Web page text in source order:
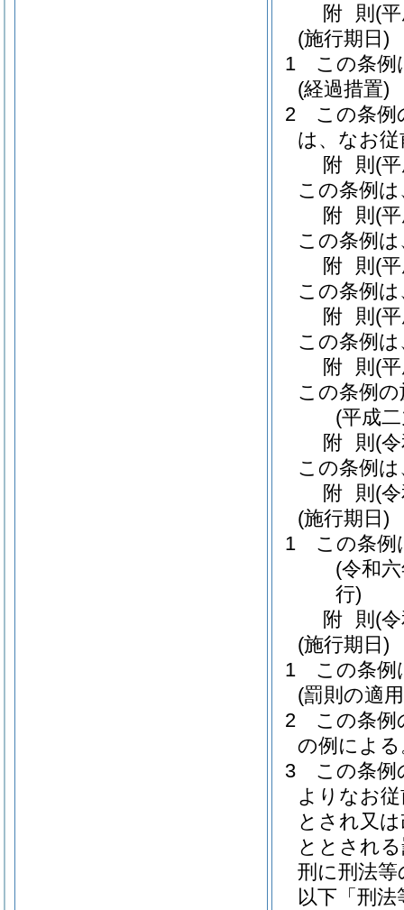
附 則 (
(施行期日)
1
この条例
(経過措置)
2
この条
は、なお
附 則 (
この条例
附 則 (
この条例
附 則 (
この条例
附 則 (
この条例
附 則 (
この条例
(平成
附 則 (
この条例
附 則 (
(施行期日)
1
この条例
(令和
行)
附 則 (
(施行期日)
1
この条例
(罰則の適
2
この条
の例による
3
この条例
よりなお
とされ又
ととされ
刑に刑法
以下「刑